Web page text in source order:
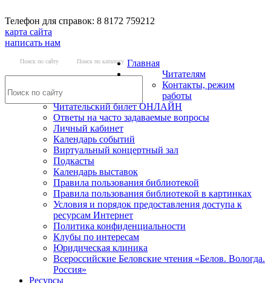
Телефон для справок: 8 8172 759212
карта сайта
написать нам
Поиск по сайту Поиск по каталогу Главная
Читателям
Контакты, режим
работы
Читательский билет ОНЛАЙН
Ответы на часто задаваемые вопросы
Личный кабинет
Календарь событий
Виртуальный концертный зал
Подкасты
Календарь выставок
Правила пользования библиотекой
Правила пользования библиотекой в картинках
Условия и порядок предоставления доступа к
ресурсам Интернет
Политика конфиденциальности
Клубы по интересам
Юридическая клиника
Всероссийские Беловские чтения «Белов. Вологда.
Россия»
Ресурсы